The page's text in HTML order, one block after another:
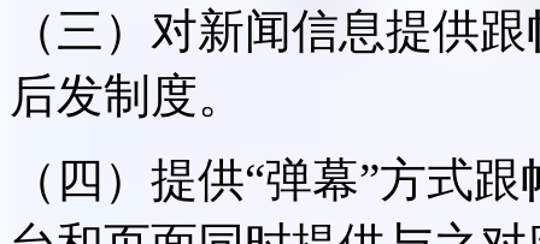
（三）对新闻信息提供
后发制度。
（四）提供“弹幕”方式